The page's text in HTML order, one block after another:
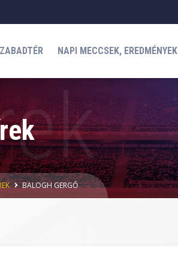
NAPI MECCSEK, EREDMÉNYEK
BALOGH GERGŐ